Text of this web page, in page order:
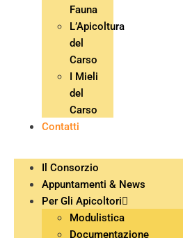
Fauna
L’Apicoltura
del
Carso
I Mieli
del
Carso
Contatti
Il Consorzio
Appuntamenti & News
Per Gli Apicoltori
Modulistica
Documentazione